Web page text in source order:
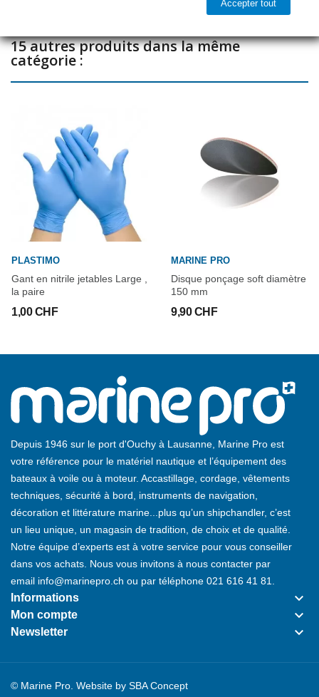
15 autres produits dans la même
catégorie :
PLASTIMO
Gant en nitrile jetables Large ,
la paire
1,00 CHF
MARINE PRO
Disque ponçage soft diamètre
150 mm
9,90 CHF
Depuis 1946 sur le port d'Ouchy à Lausanne, Marine Pro est
votre référence pour le matériel nautique et l’équipement des
bateaux à voile ou à moteur. Accastillage, cordage, vêtements
techniques, sécurité à bord, instruments de navigation,
décoration et littérature marine...plus qu’un shipchandler, c’est
un lieu unique, un magasin de tradition, de choix et de qualité.
Notre équipe d’experts est à votre service pour vous conseiller
dans vos achats. Nous vous invitons à nous contacter par
email info@marinepro.ch ou par téléphone 021 616 41 81
Informations keyboard_arrow_down
Mon compte keyboard_arrow_down
Newsletter keyboard_arrow_down
© Marine Pro. Website by SBA Concept
Accepter tout